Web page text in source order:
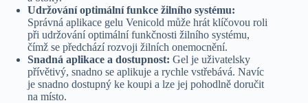
Udržování optimální funkce žilního systému:
Správná aplikace gelu Venicold může hrát klíčovou roli
při udržování optimální funkčnosti žilního systému,
čímž se předchází rozvoji žilních onemocnění.
Snadná aplikace a dostupnost: Gel je uživatelsky
přívětivý, snadno se aplikuje a rychle vstřebává. Navíc
je snadno dostupný ke koupi a lze jej pohodlně doručit
na místo.